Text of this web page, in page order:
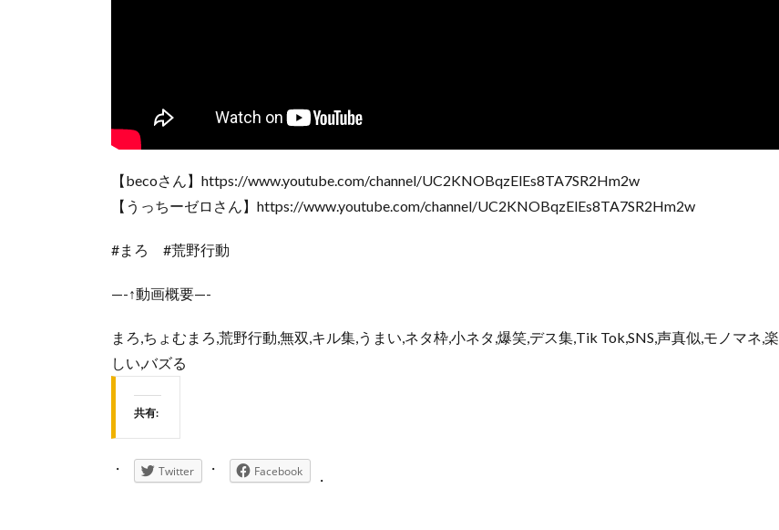
【becoさん】https://www.youtube.com/channel/UC2KNOBqzElEs8TA7SR2Hm2w
【うっちーゼロさん】https://www.youtube.com/channel/UC2KNOBqzElEs8TA7SR2Hm2w
#まろ #荒野行動
—-↑動画概要—-
まろ,ちょむまろ,荒野行動,無双,キル集,うまい,ネタ枠,小ネタ,爆笑,デス集,Tik Tok,SNS,声真似,モノマネ,楽
しい,バズる
共有:
Twitter Facebook